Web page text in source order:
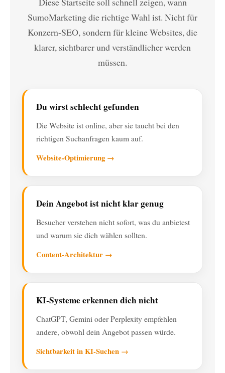
SumoMarketing die richtige Wahl ist. Nicht für
Konzern-SEO, sondern für kleine Websites, die
klarer, sichtbarer und verständlicher werden
müssen.
Du wirst schlecht gefunden
Die Website ist online, aber sie taucht bei den
richtigen Suchanfragen kaum auf.
Website-Optimierung →
Dein Angebot ist nicht klar genug
Besucher verstehen nicht sofort, was du anbietest
und warum sie dich wählen sollten.
Content-Architektur →
KI-Systeme erkennen dich nicht
ChatGPT, Gemini oder Perplexity empfehlen
andere, obwohl dein Angebot passen würde.
Sichtbarkeit in KI-Suchen →